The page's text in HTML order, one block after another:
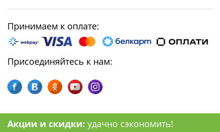
Принимаем к оплате:
Присоединяйтесь к нам:
Акции и скидки: удачно сэкономить!